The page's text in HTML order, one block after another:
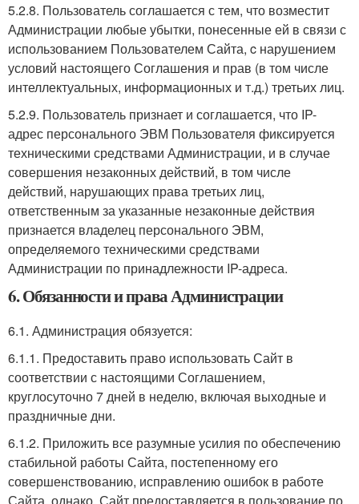
5.2.8. Пользователь соглашается с тем, что возместит
Администрации любые убытки, понесенные ей в связи с
использованием Пользователем Сайта, c нарушением
условий настоящего Соглашения и прав (в том числе
интеллектуальных, информационных и т.д.) третьих лиц.
5.2.9. Пользователь признает и соглашается, что IP-
адрес персонального ЭВМ Пользователя фиксируется
техническими средствами Администрации, и в случае
совершения незаконных действий, в том числе
действий, нарушающих права третьих лиц,
ответственным за указанные незаконные действия
признается владелец персонального ЭВМ,
определяемого техническими средствами
Администрации по принадлежности IP-адреса.
6. Обязанности и права Администрации
6.1. Администрация обязуется:
6.1.1. Предоставить право использовать Сайт в
соответствии с настоящими Соглашением,
круглосуточно 7 дней в неделю, включая выходные и
праздничные дни.
6.1.2. Приложить все разумные усилия по обеспечению
стабильной работы Сайта, постепенному его
совершенствованию, исправлению ошибок в работе